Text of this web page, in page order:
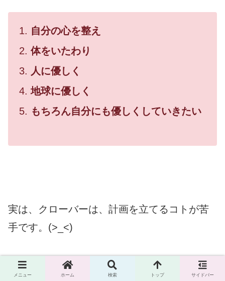
自分の心を整え
体をいたわり
人に優しく
地球に優しく
もちろん自分にも優しくしていきたい
実は、クローバーは、計画を立てるコトが苦
手です。(>_<)
メニュー ホーム 検索 トップ サイドバー